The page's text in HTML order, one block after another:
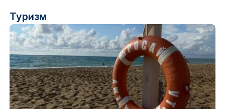
Туризм